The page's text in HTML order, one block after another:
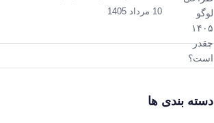
10 مرداد 1405
دسته بندی ها